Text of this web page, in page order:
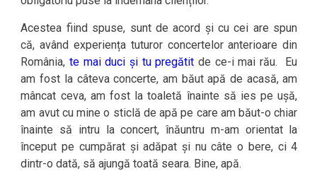
Acestea fiind spuse, sunt de acord și cu cei are spun
că, având experiența tuturor concertelor anterioare din
România,te mai duci și tu pregătit de ce-i mai rău. Eu
am fost la câteva concerte, am băut apă de acasă, am
mâncat ceva, am fost la toaletă înainte să ies pe ușă,
am avut cu mine o sticlă de apă pe care am băut-o chiar
înainte să intru la concert, înăuntru m-am orientat la
început pe cumpărat și adăpat și nu câte o bere, ci 4
dintr-o dată, să ajungă toată seara. Bine, apă.